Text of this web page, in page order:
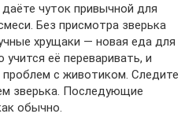
чуток привычной для
Без присмотра зверька
хрущаки — новая еда для
её переваривать, и
проблем с животиком. Следите
зверька. Последующие
обычно.